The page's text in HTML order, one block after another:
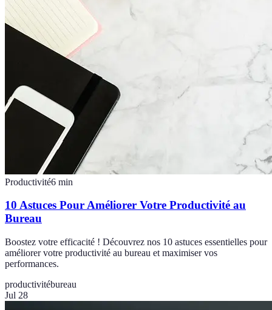
Productivité6 min
10 Astuces Pour Améliorer Votre Productivité au
Bureau
Boostez votre efficacité ! Découvrez nos 10 astuces essentielles pour
améliorer votre productivité au bureau et maximiser vos
performances.
productivitébureau
Jul 28